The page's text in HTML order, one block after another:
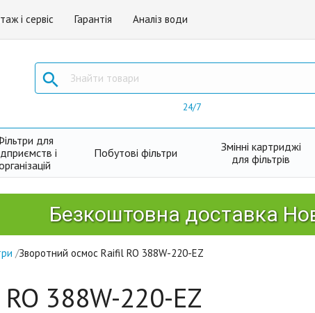
і сервіс Гарантія Аналіз води

24/7
для
і
Побутові фільтри
Змінні картриджі
для фільтрів
Безкоштовна доставка Новою
/Зворотний осмос Raifil RO 388W-220-EZ
388W-220-EZ